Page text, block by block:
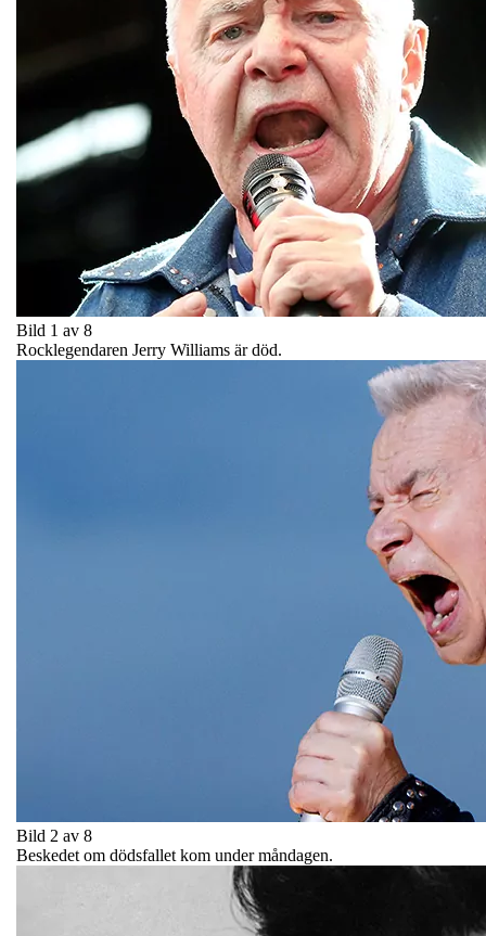
Bild 1 av 8
Rocklegendaren Jerry Williams är död.
Bild 2 av 8
Beskedet om dödsfallet kom under måndagen.